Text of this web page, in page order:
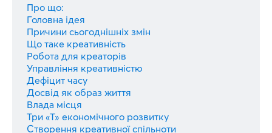
Про що:
Головна ідея
Причини сьогоднішніх змін
Що таке креативність
Робота для креаторів
Управління креативністю
Дефіцит часу
Досвід як образ життя
Влада місця
Три «Т» економічного розвитку
Створення креативної спільноти